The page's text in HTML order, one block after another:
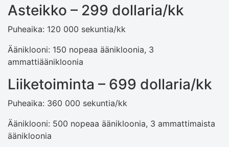
Asteikko – 299 dollaria/kk
Puheaika: 120 000 sekuntia/kk
Ääniklooni: 150 nopeaa äänikloonia, 3
ammattiäänikloonia
Liiketoiminta – 699 dollaria/kk
Puheaika: 360 000 sekuntia/kk
Ääniklooni: 500 nopeaa äänikloonia, 3 ammattimaista
äänikloonia